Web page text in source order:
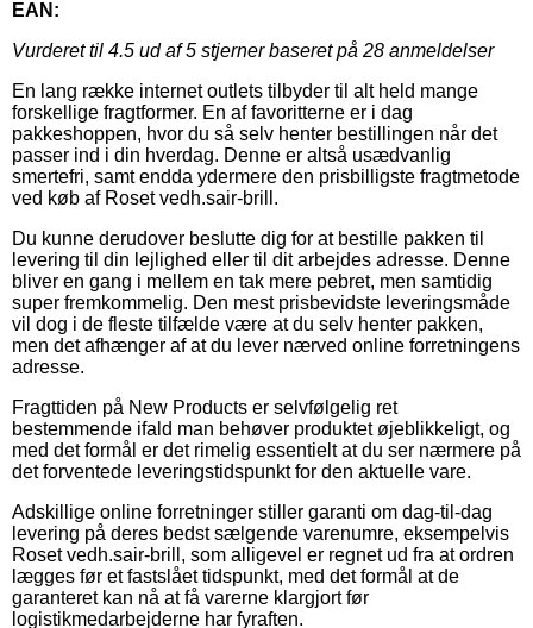
EAN:
Vurderet til 4.5 ud af 5 stjerner baseret på 28 anmeldelser
En lang række internet outlets tilbyder til alt held mange
forskellige fragtformer. En af favoritterne er i dag
pakkeshoppen, hvor du så selv henter bestillingen når det
passer ind i din hverdag. Denne er altså usædvanlig
smertefri, samt endda ydermere den prisbilligste fragtmetode
ved køb af Roset vedh.sair-brill.
Du kunne derudover beslutte dig for at bestille pakken til
levering til din lejlighed eller til dit arbejdes adresse. Denne
bliver en gang i mellem en tak mere pebret, men samtidig
super fremkommelig. Den mest prisbevidste leveringsmåde
vil dog i de fleste tilfælde være at du selv henter pakken,
men det afhænger af at du lever nærved online forretningens
adresse.
Fragttiden på New Products er selvfølgelig ret
bestemmende ifald man behøver produktet øjeblikkeligt, og
med det formål er det rimelig essentielt at du ser nærmere på
det forventede leveringstidspunkt for den aktuelle vare.
Adskillige online forretninger stiller garanti om dag-til-dag
levering på deres bedst sælgende varenumre, eksempelvis
Roset vedh.sair-brill, som alligevel er regnet ud fra at ordren
lægges før et fastslået tidspunkt, med det formål at de
garanteret kan nå at få varerne klargjort før
logistikmedarbejderne har fyraften.